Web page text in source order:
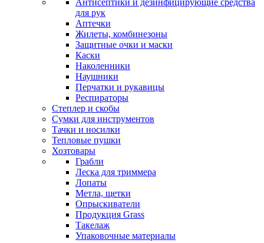
Антисептики и дезинфицирующие средства
для рук
Аптечки
Жилеты, комбинезоны
Защитные очки и маски
Каски
Наколенники
Наушники
Перчатки и рукавицы
Респираторы
Степлер и скобы
Сумки для инструментов
Тачки и носилки
Тепловые пушки
Хозтовары
Грабли
Леска для триммера
Лопаты
Метла, щетки
Опрыскиватели
Продукция Grass
Такелаж
Упаковочные материалы